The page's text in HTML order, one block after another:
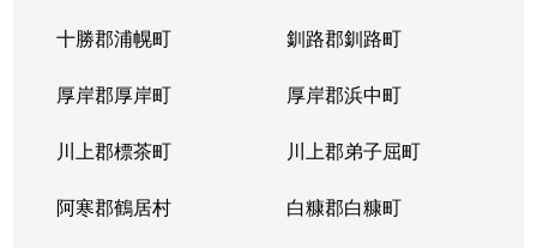
十勝郡浦幌町 釧路郡釧路町
厚岸郡厚岸町 厚岸郡浜中町
川上郡標茶町 川上郡弟子屈町
阿寒郡鶴居村 白糠郡白糠町